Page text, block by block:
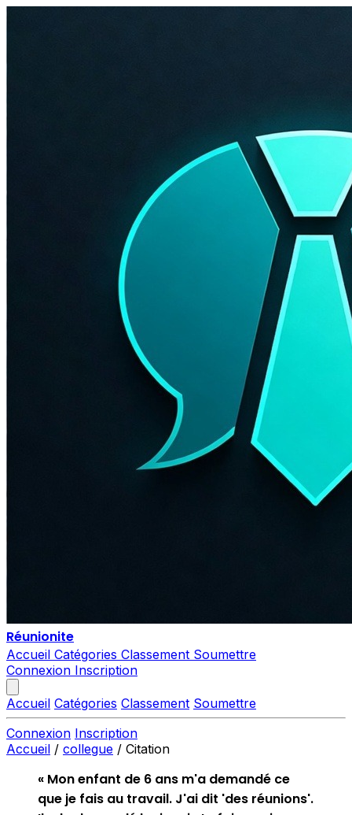
Réunionite
Accueil Catégories Classement Soumettre
Connexion Inscription
Accueil Catégories Classement Soumettre
Connexion Inscription
Accueil / collegue / Citation
« Mon enfant de 6 ans m'a demandé ce
que je fais au travail. J'ai dit 'des réunions'.